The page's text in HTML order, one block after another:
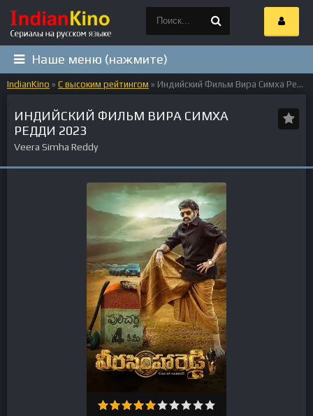
Наше меню (нажмите)
IndianKino » С высоким рейтингом » Индийский Фильм Вира Симха Редди 2023
ИНДИЙСКИЙ ФИЛЬМ ВИРА СИМХА
РЕДДИ 2023
Veera Simha Reddy